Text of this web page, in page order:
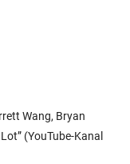
Wang, Bryan
(YouTube-Kanal